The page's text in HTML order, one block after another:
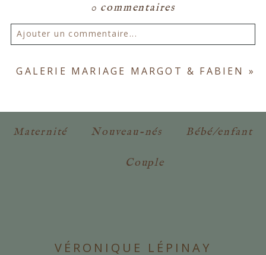
0 commentaires
Ajouter un commentaire...
Votre email ne sera jamais publié ou partagé.
GALERIE MARIAGE MARGOT & FABIEN »
Maternité Nouveau-nés Bébé/enfant
Couple
VÉRONIQUE LÉPINAY